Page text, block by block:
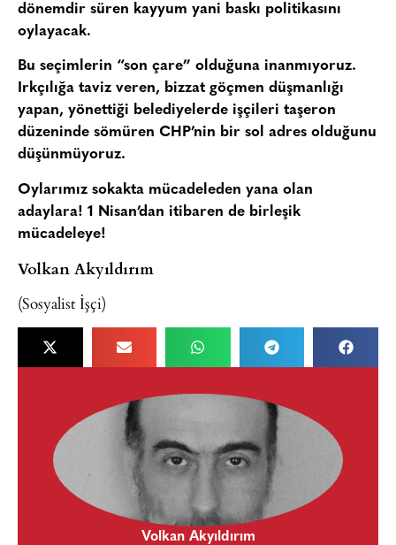
dönemdir süren kayyum yani baskı politikasını
oylayacak.
Bu seçimlerin “son çare” olduğuna inanmıyoruz.
Irkçılığa taviz veren, bizzat göçmen düşmanlığı
yapan, yönettiği belediyelerde işçileri taşeron
düzeninde sömüren CHP’nin bir sol adres olduğunu
düşünmüyoruz.
Oylarımız sokakta mücadeleden yana olan
adaylara! 1 Nisan’dan itibaren de birleşik
mücadeleye!
Volkan Akyıldırım
(Sosyalist İşçi)
Volkan Akyıldırım